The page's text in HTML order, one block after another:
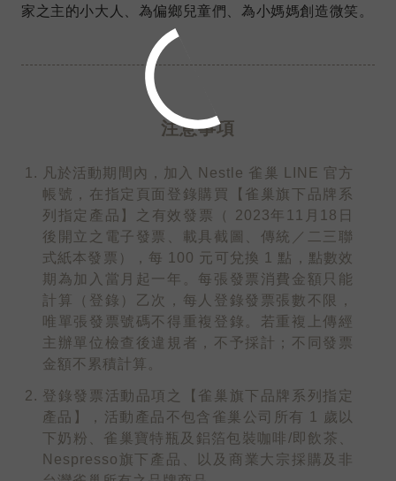
家之主的小大人、為偏鄉兒童們、為小媽媽創造微笑。
注意事項
凡於活動期間內，加入 Nestle 雀巢 LINE 官方
帳號，在指定頁面登錄購買【雀巢旗下品牌系
列指定產品】之有效發票（ 2023年11月18日
後開立之電子發票、載具截圖、傳統／二三聯
式紙本發票），每 100 元可兌換 1 點，點數效
期為加入當月起一年。每張發票消費金額只能
計算（登錄）乙次，每人登錄發票張數不限，
唯單張發票號碼不得重複登錄。若重複上傳經
主辦單位檢查後違規者，不予採計；不同發票
金額不累積計算。
登錄發票活動品項之【雀巢旗下品牌系列指定
產品】，活動產品不包含雀巢公司所有 1 歲以
下奶粉、雀巢寶特瓶及鋁箔包裝咖啡/即飲茶、
Nespresso旗下產品、以及商業大宗採購及非